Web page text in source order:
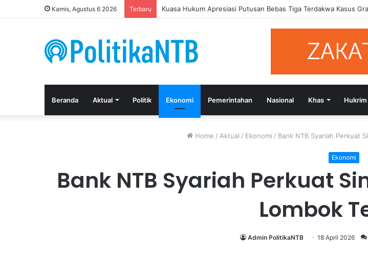
Kamis, Agustus 6 2026 Terbaru Putusan Bebas Tiga Terdakwa Gratifikasi DPRD NTB Tegaskan
Beranda Aktual Politik Ekonomi Pemerintahan Nasional Khas Hukrim
Home / Aktual / Ekonomi / Bank NTB Syariah Perkuat
Ekonomi
Bank NTB Syariah Perkuat
Lombok
Admin PolitikaNTB 18 April 2026